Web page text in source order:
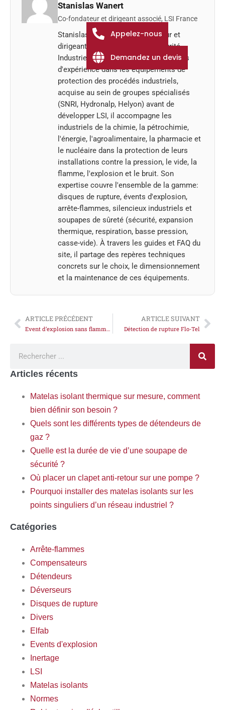
Stanislas Wanert
Co-fondateur et dirigeant associé, LSI France
Stanislas Wanert est co-fondateur et
dirigeant associé de LSI (La Sécurité
Industrielle). Fort de plus de quinze ans
d'expérience dans les équipements de
protection des procédés industriels,
acquise au sein de groupes spécialisés
(SNRI, Hydronalp, Helyon) avant de
développer LSI, il accompagne les
industriels de la chimie, la pétrochimie,
l'énergie, l'agroalimentaire, la pharmacie et
le nucléaire dans la protection de leurs
installations contre la pression, le vide, la
flamme, l'explosion et le bruit. Son
expertise couvre l'ensemble de la gamme:
disques de rupture, évents d'explosion,
arrête-flammes, silencieux industriels et
soupapes de sûreté (sécurité, expansion
thermique, respiration, basse pression,
casse-vide). À travers les guides et FAQ du
site, il partage des repères techniques
concrets sur le choix, le dimensionnement
et la maintenance de ces équipements.
ARTICLE PRÉCÉDENT
Event d’explosion sans flamme Xplo-Gard
ARTICLE SUIVANT
Détection de rupture Flo-Tel
Articles récents
Matelas isolant thermique sur mesure, comment
bien définir son besoin ?
Quels sont les différents types de détendeurs de
gaz ?
Quelle est la durée de vie d’une soupape de
sécurité ?
Où placer un clapet anti-retour sur une pompe ?
Pourquoi installer des matelas isolants sur les
points singuliers d’un réseau industriel ?
Catégories
Arrête-flammes
Compensateurs
Détendeurs
Déverseurs
Disques de rupture
Divers
Elfab
Events d'explosion
Inertage
LSI
Matelas isolants
Normes
Appelez-nous
Demandez un devis